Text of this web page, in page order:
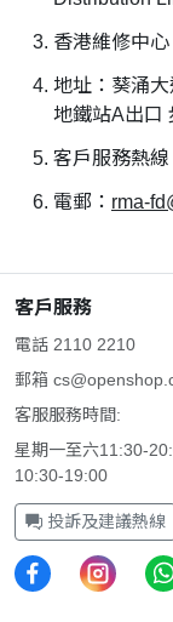
香港維修中
地址：葵涌
地鐵站A出口
客戶服務熱
電郵： rma-
客戶服務
電話 2110 2210
郵箱
客服服務時間:
星期一至六11:30-
10:30-19:00
投訴及建議熱線